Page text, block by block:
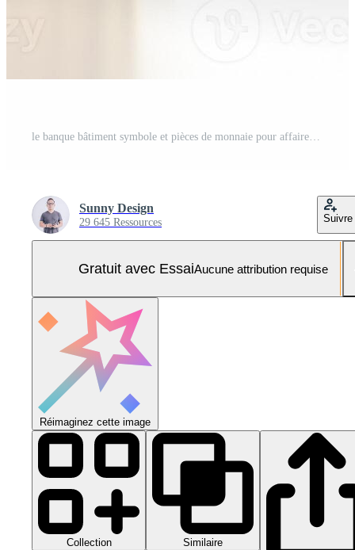
le banque bâtiment symbole et pièces de monnaie pour affaires concept 3d le rendu. Photo Pro
Sunny Design
29 645 Ressources Suivre
Gratuit avec EssaiAucune attribution requise
Réimaginez cette image
Collection Similaire